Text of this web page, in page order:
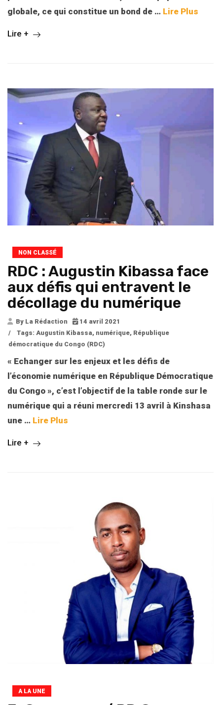
globale, ce qui constitue un bond de … Lire Plus
Lire +
NON CLASSÉ
RDC : Augustin Kibassa face
aux défis qui entravent le
décollage du numérique
By La Rédaction
14 avril 2021
/
Tags: Augustin Kibassa, numérique, République
démocratique du Congo (RDC)
« Echanger sur les enjeux et les défis de
l’économie numérique en République Démocratique
du Congo », c’est l’objectif de la table ronde sur le
numérique qui a réuni mercredi 13 avril à Kinshasa
une … Lire Plus
Lire +
A LA UNE